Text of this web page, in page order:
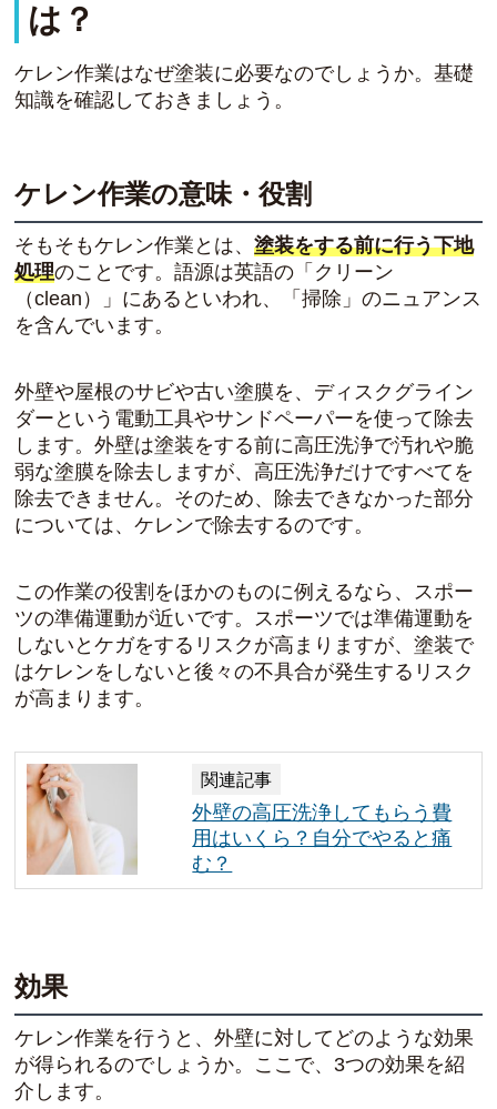
は？
ケレン作業はなぜ塗装に必要なのでしょうか。基礎
知識を確認しておきましょう。
ケレン作業の意味・役割
そもそもケレン作業とは、塗装をする前に行う下地
処理のことです。語源は英語の「クリーン
（clean）」にあるといわれ、「掃除」のニュアンス
を含んでいます。
外壁や屋根のサビや古い塗膜を、ディスクグライン
ダーという電動工具やサンドペーパーを使って除去
します。外壁は塗装をする前に高圧洗浄で汚れや脆
弱な塗膜を除去しますが、高圧洗浄だけですべてを
除去できません。そのため、除去できなかった部分
については、ケレンで除去するのです。
この作業の役割をほかのものに例えるなら、スポー
ツの準備運動が近いです。スポーツでは準備運動を
しないとケガをするリスクが高まりますが、塗装で
はケレンをしないと後々の不具合が発生するリスク
が高まります。
関連記事
外壁の高圧洗浄してもらう費
用はいくら？自分でやると痛
む？
効果
ケレン作業を行うと、外壁に対してどのような効果
が得られるのでしょうか。ここで、3つの効果を紹
介します。